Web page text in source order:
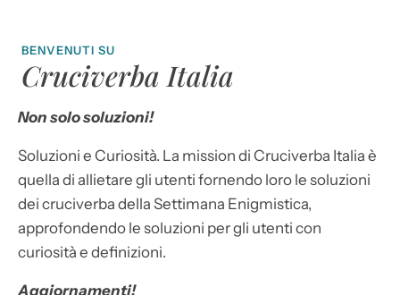
BENVENUTI SU
Cruciverba Italia
Non solo soluzioni!
Soluzioni e Curiosità. La mission di Cruciverba Italia è
quella di allietare gli utenti fornendo loro le soluzioni
dei cruciverba della Settimana Enigmistica,
approfondendo le soluzioni per gli utenti con
curiosità e definizioni.
Aggiornamenti!